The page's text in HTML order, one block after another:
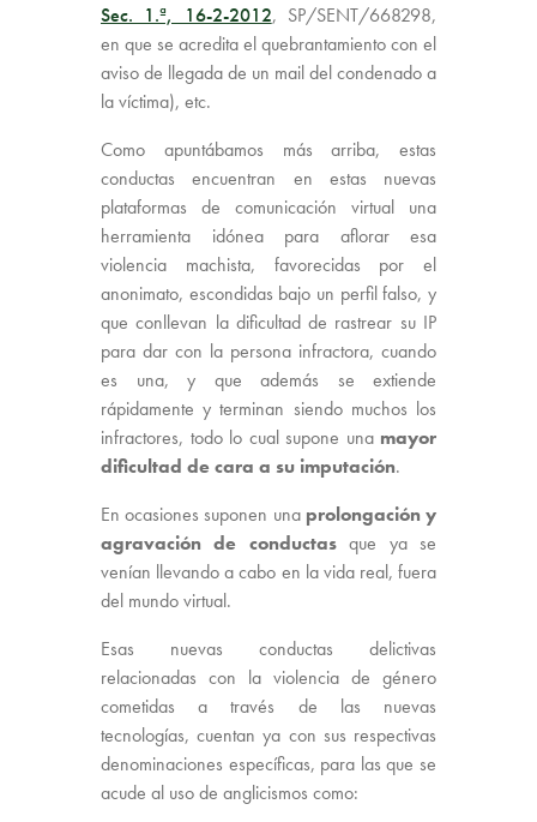
Sec. 1.ª, 16-2-2012, SP/SENT/668298,
en que se acredita el quebrantamiento con el
aviso de llegada de un mail del condenado a
la víctima), etc.
Como apuntábamos más arriba, estas
conductas encuentran en estas nuevas
plataformas de comunicación virtual una
herramienta idónea para aflorar esa
violencia machista, favorecidas por el
anonimato, escondidas bajo un perfil falso, y
que conllevan la dificultad de rastrear su IP
para dar con la persona infractora, cuando
es una, y que además se extiende
rápidamente y terminan siendo muchos los
infractores, todo lo cual supone una mayor
dificultad de cara a su imputación.
En ocasiones suponen una prolongación y
agravación de conductasque ya se
venían llevando a cabo en la vida real, fuera
del mundo virtual.
Esas nuevas conductas delictivas
relacionadas con la violencia de género
cometidas a través de las nuevas
tecnologías, cuentan ya con sus respectivas
denominaciones específicas, para las que se
acude al uso de anglicismos como: